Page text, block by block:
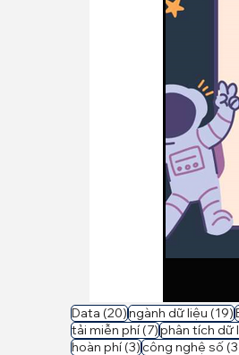
Data (20)20 bài đăng
ngành dữ liệu (19)
tải miễn phí (7)7 bài đăng
phân tích dữ
hoàn phí (3)3 bài đăng
công nghệ số